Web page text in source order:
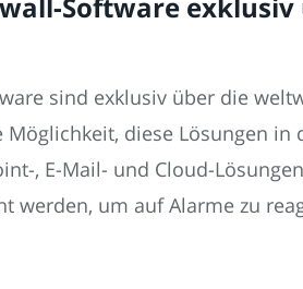
sind exklusiv über die
diese Lösungen in
, E-Mail- und Cloud-
werden, um auf Alarme zu